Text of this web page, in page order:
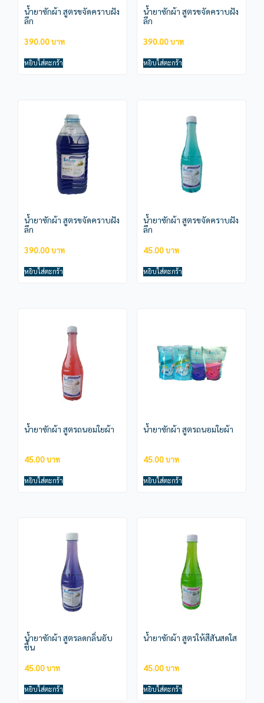
น้ำยาซักผ้า สูตรขจัดคราบฝัง
ลึก
390.00
หยิบใส่ตะกร้า
น้ำยาซักผ้า สูตรขจัดคราบฝัง
ลึก
390.00
หยิบใส่ตะกร้า
น้ำยาซักผ้า สูตรขจัดคราบฝัง
ลึก
390.00
หยิบใส่ตะกร้า
น้ำยาซักผ้า สูตรขจัดคราบฝัง
ลึก
45.00
หยิบใส่ตะกร้า
น้ำยาซักผ้า สูตรถนอมใยผ้า
45.00
หยิบใส่ตะกร้า
น้ำยาซักผ้า สูตรถนอมใยผ้า
45.00
หยิบใส่ตะกร้า
น้ำยาซักผ้า สูตรลดกลิ่นอับ
ชื้น
45.00
หยิบใส่ตะกร้า
น้ำยาซักผ้า สูตรให้สีสันสดใส
45.00
หยิบใส่ตะกร้า